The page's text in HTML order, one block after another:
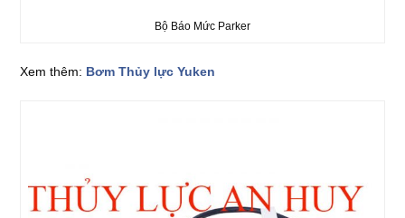
Bộ Báo Mức Parker
Xem thêm: Bơm Thủy lực Yuken